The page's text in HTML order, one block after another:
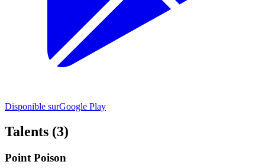
Disponible surGoogle Play
Talents (3)
Point Poison